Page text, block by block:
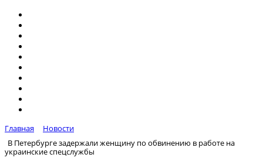
Главная
Новости
В Петербурге задержали женщину по обвинению в работе на
украинские спецслужбы